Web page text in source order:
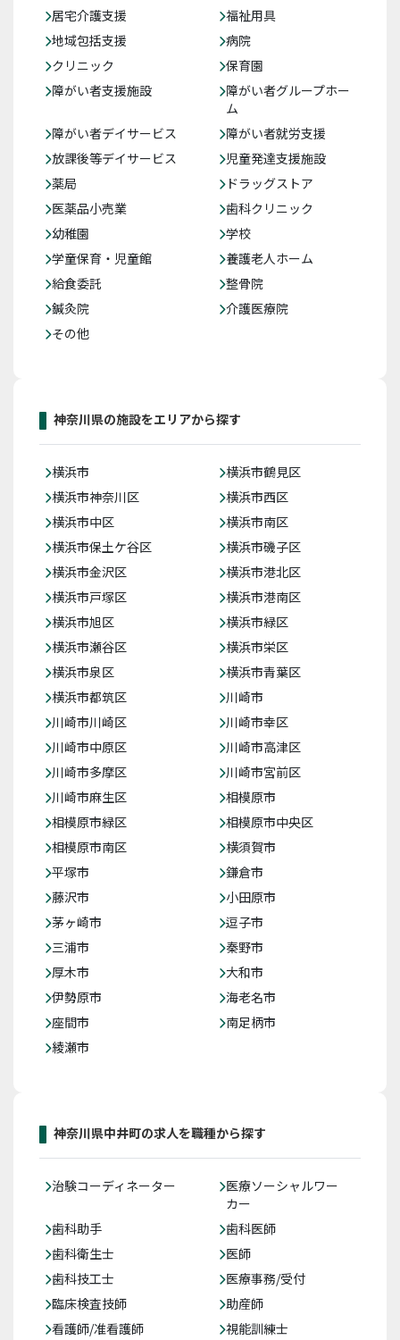
居宅介護支援
福祉用具
地域包括支援
病院
クリニック
保育園
障がい者支援施設
障がい者グループホー
ム
障がい者デイサービス
障がい者就労支援
放課後等デイサービス
児童発達支援施設
薬局
ドラッグストア
医薬品小売業
歯科クリニック
幼稚園
学校
学童保育・児童館
養護老人ホーム
給食委託
整骨院
鍼灸院
介護医療院
その他
神奈川県の施設をエリアから探す
横浜市
横浜市鶴見区
横浜市神奈川区
横浜市西区
横浜市中区
横浜市南区
横浜市保土ケ谷区
横浜市磯子区
横浜市金沢区
横浜市港北区
横浜市戸塚区
横浜市港南区
横浜市旭区
横浜市緑区
横浜市瀬谷区
横浜市栄区
横浜市泉区
横浜市青葉区
横浜市都筑区
川崎市
川崎市川崎区
川崎市幸区
川崎市中原区
川崎市高津区
川崎市多摩区
川崎市宮前区
川崎市麻生区
相模原市
相模原市緑区
相模原市中央区
相模原市南区
横須賀市
平塚市
鎌倉市
藤沢市
小田原市
茅ヶ崎市
逗子市
三浦市
秦野市
厚木市
大和市
伊勢原市
海老名市
座間市
南足柄市
綾瀬市
神奈川県中井町の求人を職種から探す
治験コーディネーター
医療ソーシャルワー
カー
歯科助手
歯科医師
歯科衛生士
医師
歯科技工士
医療事務/受付
臨床検査技師
助産師
看護師/准看護師
視能訓練士